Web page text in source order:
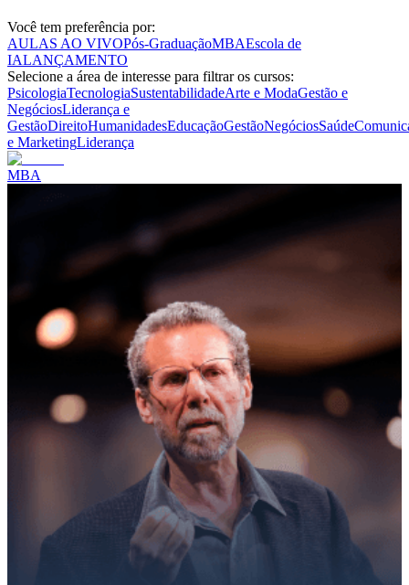
Você tem preferência por:
AULAS AO VIVOPós-GraduaçãoMBAEscola de
IALANÇAMENTO
Selecione a área de interesse para filtrar os cursos:
PsicologiaTecnologiaSustentabilidadeArte e ModaGestão e
NegóciosLiderança e
GestãoDireitoHumanidadesEducaçãoGestãoNegóciosSaúde
e MarketingLiderança
MBA